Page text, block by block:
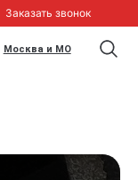
Заказать звонок
Москва и МО